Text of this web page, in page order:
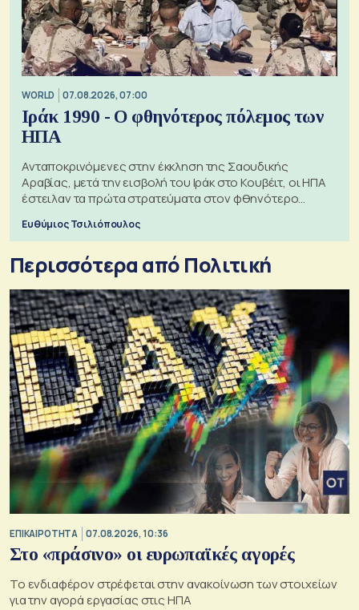
WORLD 07.08.2026, 07:00
Ιράκ 1990 - Ο φθηνότερος πόλεμος των
ΗΠΑ
Ανταποκρινόμενες στην έκκληση της Σαουδικής
Αραβίας, μετά την εισβολή του Ιράκ στο Κουβέιτ, οι ΗΠΑ
έστειλαν τα πρώτα στρατεύματα στον φθηνότερο
Ευθύμιος Τσιλιόπουλος
Περισσότερα από Πολιτική
ΕΠΙΚΑΙΡΟΤΗΤΑ 07.08.2026, 10:36
Στο «πράσινο» οι ευρωπαϊκές αγορές
Το ενδιαφέρον στρέφεται στην ανακοίνωση των στοιχείων
για την αγορά εργασίας στις ΗΠΑ